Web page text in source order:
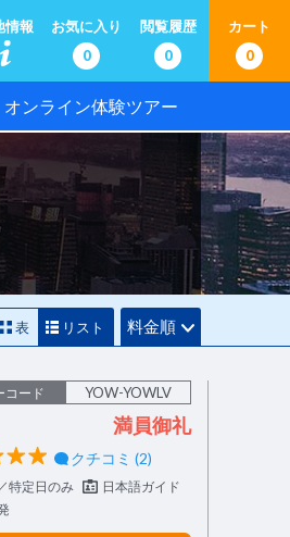
情報
お気に入り
0
閲覧履歴
0
カート
0
オンライン体験ツアー
表 リスト 料金順
コード YOW-YOWLV
満員御礼
クチコミ (2)
特定日のみ
日本語ガイド